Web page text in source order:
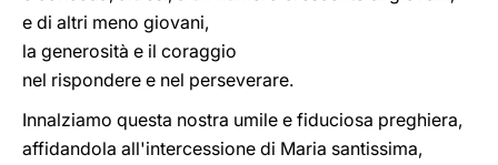
e di altri meno giovani,
la generosità e il coraggio
nel rispondere e nel perseverare.
Innalziamo questa nostra umile e fiduciosa preghiera,
affidandola all'intercessione di Maria santissima,